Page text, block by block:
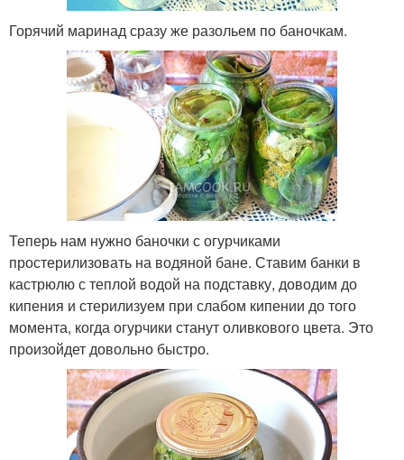
Горячий маринад сразу же разольем по баночкам.
Теперь нам нужно баночки с огурчиками
простерилизовать на водяной бане. Ставим банки в
кастрюлю с теплой водой на подставку, доводим до
кипения и стерилизуем при слабом кипении до того
момента, когда огурчики станут оливкового цвета. Это
произойдет довольно быстро.